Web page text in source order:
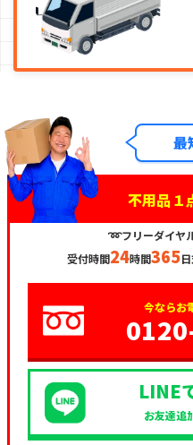
最
不用品１
➿フリーダイヤ
受付時間24時間365
今ならお
LINE
お友達追